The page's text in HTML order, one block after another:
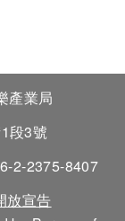
產業局
段3號
2-2375-8407
放宣告